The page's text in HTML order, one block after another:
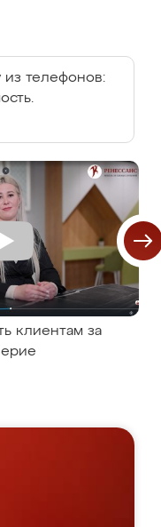
телефонов:
клиентам за